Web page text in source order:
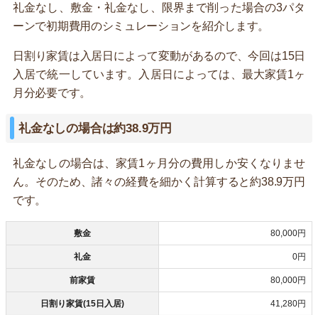
礼金なし、敷金・礼金なし、限界まで削った場合の3パタ
ーンで初期費用のシミュレーションを紹介します。
日割り家賃は入居日によって変動があるので、今回は15日
入居で統一しています。入居日によっては、最大家賃1ヶ
月分必要です。
礼金なしの場合は約38.9万円
礼金なしの場合は、家賃1ヶ月分の費用しか安くなりませ
ん。そのため、諸々の経費を細かく計算すると約38.9万円
です。
敷金 80,000円
礼金 0円
前家賃 80,000円
日割り家賃(15日入居) 41,280円